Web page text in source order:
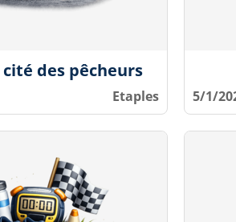
des pêcheurs
Etaples 5/1/